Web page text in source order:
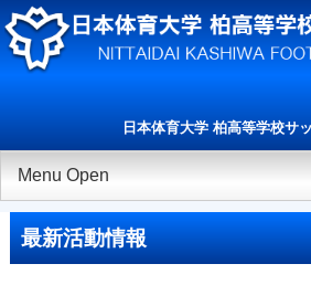
日本体育大学 柏高等学校サ
Menu Open
チーム紹介
最新活動情報